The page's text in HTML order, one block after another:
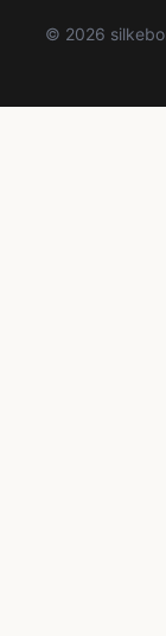
© 2026